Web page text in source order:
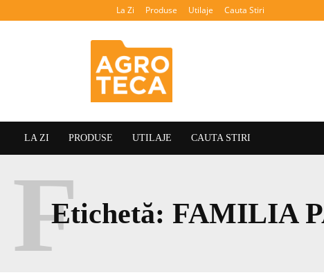
La Zi Produse Utilaje Cauta Stiri
LA ZI PRODUSE UTILAJE CAUTA STIRI
Etichetă: FAMILIA
F